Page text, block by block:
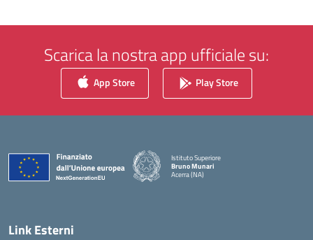
Scarica la nostra app ufficiale su:
App Store Play Store
Istituto Superiore
Bruno Munari
Acerra (NA)
Link Esterni